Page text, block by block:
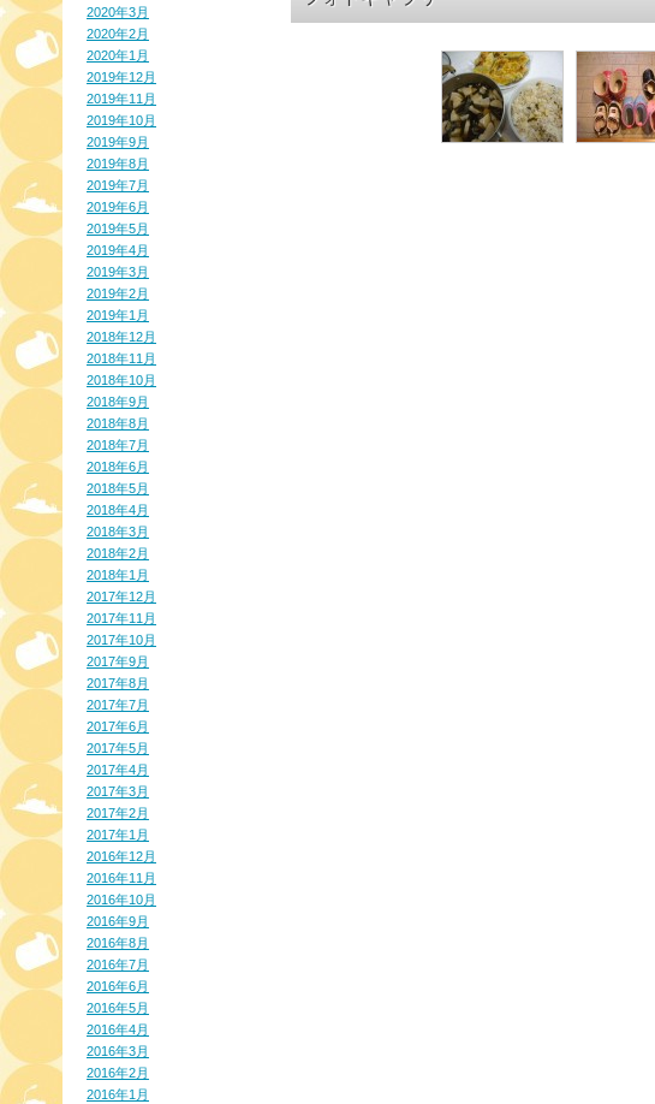
2020年3月
2020年2月
2020年1月
2019年12月
2019年11月
2019年10月
2019年9月
2019年8月
2019年7月
2019年6月
2019年5月
2019年4月
2019年3月
2019年2月
2019年1月
2018年12月
2018年11月
2018年10月
2018年9月
2018年8月
2018年7月
2018年6月
2018年5月
2018年4月
2018年3月
2018年2月
2018年1月
2017年12月
2017年11月
2017年10月
2017年9月
2017年8月
2017年7月
2017年6月
2017年5月
2017年4月
2017年3月
2017年2月
2017年1月
2016年12月
2016年11月
2016年10月
2016年9月
2016年8月
2016年7月
2016年6月
2016年5月
2016年4月
2016年3月
2016年2月
2016年1月